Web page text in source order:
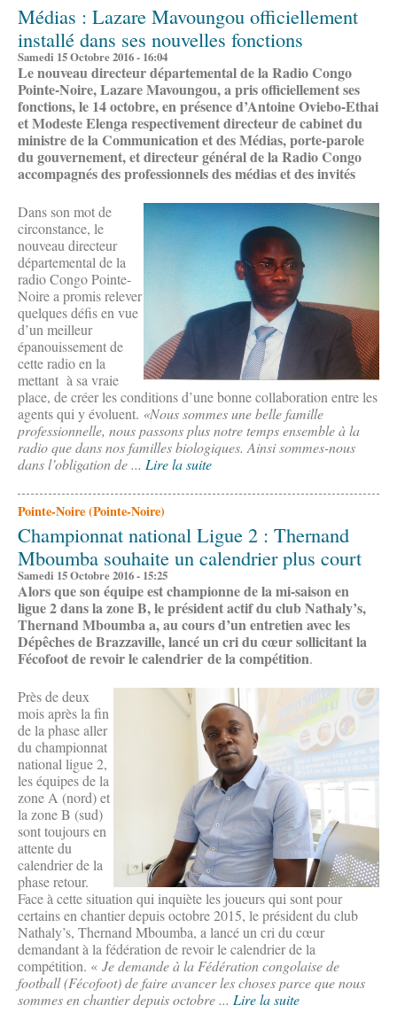
Médias : Lazare Mavoungou officiellement
installé dans ses nouvelles fonctions
Samedi 15 Octobre 2016 - 16:04
Le nouveau directeur départemental de la Radio Congo
Pointe-Noire, Lazare Mavoungou, a pris officiellement ses
fonctions, le 14 octobre, en présence d’Antoine Oviebo-Ethai
et Modeste Elenga respectivement directeur de cabinet du
ministre de la Communication et des Médias, porte-parole
du gouvernement, et directeur général de la Radio Congo
accompagnés des professionnels des médias et des invités
Dans son mot de
circonstance, le
nouveau directeur
départemental de la
radio Congo Pointe-
Noire a promis relever
quelques défis en vue
d’un meilleur
épanouissement de
cette radio en la
mettant à sa vraie
place, de créer les conditions d’une bonne collaboration entre les
agents qui y évoluent. «Nous sommes une belle famille
professionnelle, nous passons plus notre temps ensemble à la
radio que dans nos familles biologiques. Ainsi sommes-nous
dans l’obligation de ... Lire la suite
Pointe-Noire (Pointe-Noire)
Championnat national Ligue 2 : Thernand
Mboumba souhaite un calendrier plus court
Samedi 15 Octobre 2016 - 15:25
Alors que son équipe est championne de la mi-saison en
ligue 2 dans la zone B, le président actif du club Nathaly’s,
Thernand Mboumba a, au cours d’un entretien avec les
Dépêches de Brazzaville, lancé un cri du cœur sollicitant la
Fécofoot de revoir le calendrier de la compétition.
Près de deux
mois après la fin
de la phase aller
du championnat
national ligue 2,
les équipes de la
zone A (nord) et
la zone B (sud)
sont toujours en
attente du
calendrier de la
phase retour.
Face à cette situation qui inquiète les joueurs qui sont pour
certains en chantier depuis octobre 2015, le président du club
Nathaly’s, Thernand Mboumba, a lancé un cri du cœur
demandant à la fédération de revoir le calendrier de la
compétition. « Je demande à la Fédération congolaise de
football (Fécofoot) de faire avancer les choses parce que nous
sommes en chantier depuis octobre ... Lire la suite